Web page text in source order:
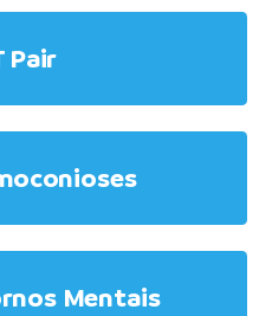
Pair
Mentais